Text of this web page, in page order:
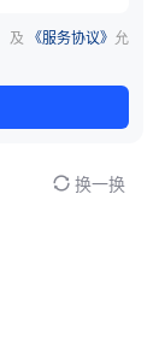
及 《服务协议》 允
换一换